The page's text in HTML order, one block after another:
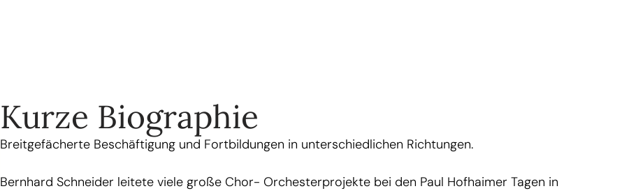
Kurze Biographie
Breitgefächerte Beschäftigung und Fortbildungen in unterschiedlichen Richtungen.
Bernhard Schneider leitete viele große Chor- Orchesterprojekte bei den Paul Hofhaimer Tagen in